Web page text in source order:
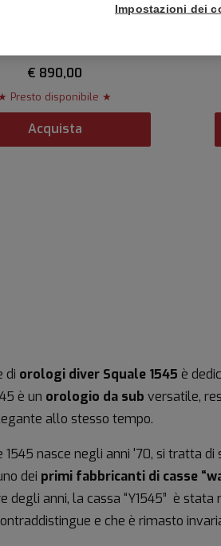
Impostazioni dei
€ 890,00
Presto disponibile ★
Acquista
di orologi diver Squale 1545 è
è un orologio da sub versatile,
allo stesso tempo.
1545 nasce negli anni '70, si tratta
dei primi fabbricanti di casse
degli anni, la cassa “Y1545” è
e che è rimasto